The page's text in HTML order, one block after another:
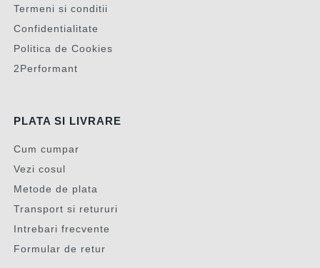
Termeni si conditii
Confidentialitate
Politica de Cookies
2Performant
PLATA SI LIVRARE
Cum cumpar
Vezi cosul
Metode de plata
Transport si retururi
Intrebari frecvente
Formular de retur